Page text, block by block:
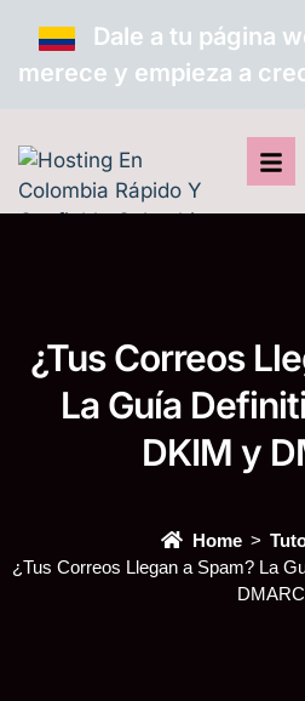
Dale a tu página
merece y empieza a
¿Tus Correos
La Guía
DKIM y
Home
¿Tus Correos Llegan a Spam? La
DMARC